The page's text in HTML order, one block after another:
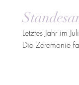
Letztes Jahr im
Die Zeremonie